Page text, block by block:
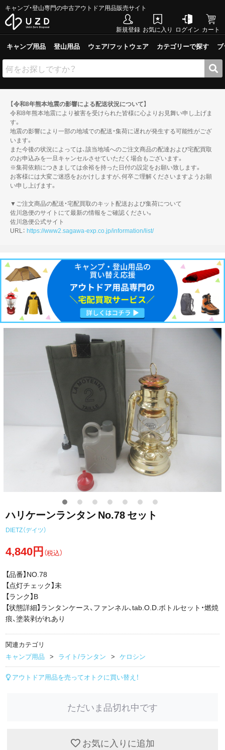
キャンプ・登山専門の中古アウトドア用品販売サイト
新規登録 お気に入り ログイン カート
キャンプ用品 登山用品 ウェア/フットウェア カテゴリーで探す
【令和8年熊本地震の影響による配送状況について】
令和8年熊本地震により被害を受けられた皆様に心よりお見舞い申し上げま
す。
地震の影響により一部の地域での配送・集荷に遅れが発生する可能性がござ
います。
また今後の状況によっては、該当地域へのご注文商品の配達および宅配買取
のお申込みを一旦キャンセルさせていただく場合もございます。
※集荷依頼につきましては余裕を持った日付の設定をお願い致します。
お客様には大変ご迷惑をおかけしますが、何卒ご理解くださいますようお願
い申し上げます。
▼ご注文商品の配送・宅配買取のキット配送および集荷について
佐川急便のサイトにて最新の情報をご確認ください。
佐川急便公式サイト
URL： https://www2.sagawa-exp.co.jp/information/list/
ハリケーンランタン No.78 セット
DIETZ（デイツ）
4,840円（税込）
【品番】NO.78
【点灯チェック】未
【ランク】B
【状態詳細】ランタンケース、ファンネル、tab.O.D.ボトルセット・燃焼
痕、塗装剥がれあり
関連カテゴリ
キャンプ用品
ライト/ランタン ケロシン
アウトドア用品を売ってオトクに買い替え！
ただいま品切れ中です
お気に入りに追加